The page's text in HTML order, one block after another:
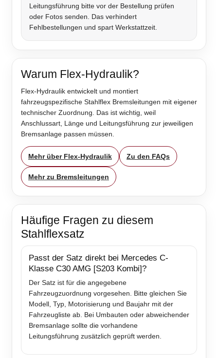
Leitungsführung bitte vor der Bestellung prüfen
oder Fotos senden. Das verhindert
Fehlbestellungen und spart Werkstattzeit.
Warum Flex-Hydraulik?
Flex-Hydraulik entwickelt und montiert
fahrzeugspezifische Stahlflex Bremsleitungen mit eigener
technischer Zuordnung. Das ist wichtig, weil
Anschlussart, Länge und Leitungsführung zur jeweiligen
Bremsanlage passen müssen.
Mehr über Flex-Hydraulik Zu den FAQs
Mehr zu Bremsleitungen
Häufige Fragen zu diesem
Stahlflexsatz
Passt der Satz direkt bei Mercedes C-
Klasse C30 AMG [S203 Kombi]?
Der Satz ist für die angegebene
Fahrzeugzuordnung vorgesehen. Bitte gleichen Sie
Modell, Typ, Motorisierung und Baujahr mit der
Fahrzeugliste ab. Bei Umbauten oder abweichender
Bremsanlage sollte die vorhandene
Leitungsführung zusätzlich geprüft werden.